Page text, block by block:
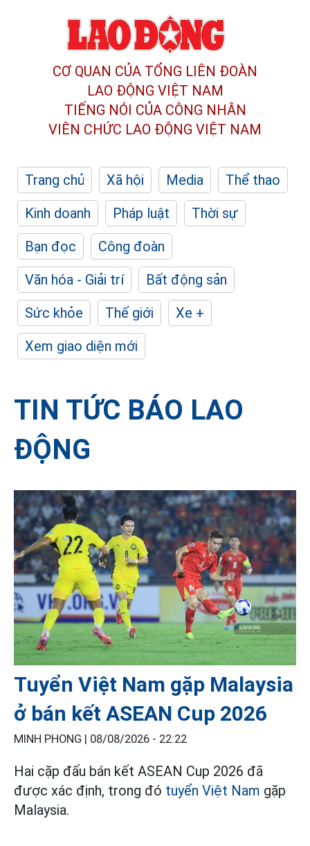
CƠ QUAN CỦA TỔNG LIÊN ĐOÀN
LAO ĐỘNG VIỆT NAM
TIẾNG NÓI CỦA CÔNG NHÂN
VIÊN CHỨC LAO ĐỘNG VIỆT NAM
Trang chủ Xã hội Media
Thể thao
Kinh doanh
Pháp luật
Thời sự
Bạn đọc
Công đoàn
Văn hóa - Giải trí
Bất động sản
Sức khỏe
Thế giới
Xe +
Xem giao diện mới
TIN TỨC BÁO LAO
ĐỘNG
Tuyển Việt Nam gặp Malaysia
ở bán kết ASEAN Cup 2026
MINH PHONG | 08/08/2026 - 22:22
Hai cặp đấu bán kết ASEAN Cup 2026 đã
được xác định, trong đó tuyển Việt Nam gặp
Malaysia.